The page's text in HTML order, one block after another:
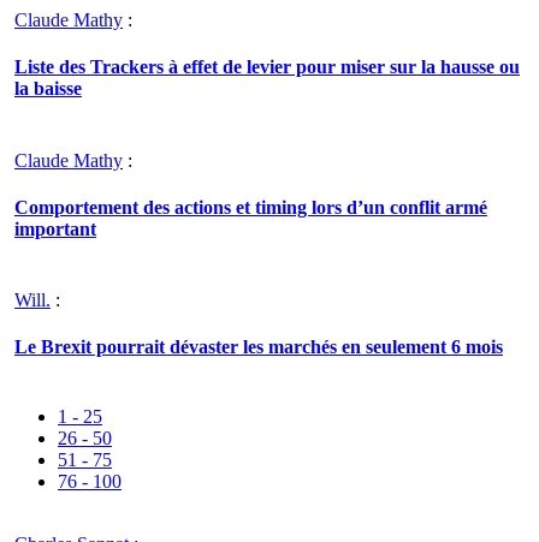
Claude Mathy :
Liste des Trackers à effet de levier pour miser sur la hausse ou
la baisse
Claude Mathy :
Comportement des actions et timing lors d’un conflit armé
important
Will. :
Le Brexit pourrait dévaster les marchés en seulement 6 mois
1 - 25
26 - 50
51 - 75
76 - 100